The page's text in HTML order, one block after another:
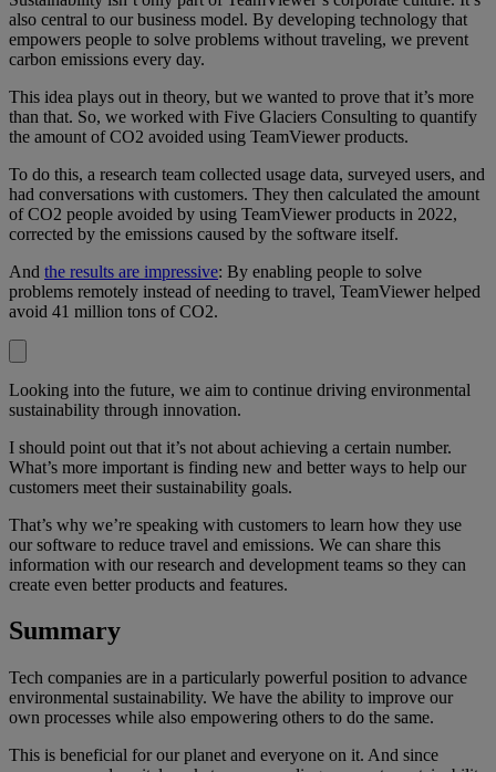
also central to our business model. By developing technology that
empowers people to solve problems without traveling, we prevent
carbon emissions every day.
This idea plays out in theory, but we wanted to prove that it’s more
than that. So, we worked with Five Glaciers Consulting to quantify
the amount of CO2 avoided using TeamViewer products.
To do this, a research team collected usage data, surveyed users, and
had conversations with customers. They then calculated the amount
of CO2 people avoided by using TeamViewer products in 2022,
corrected by the emissions caused by the software itself.
And the results are impressive: By enabling people to solve
problems remotely instead of needing to travel, TeamViewer helped
avoid 41 million tons of CO2.
Looking into the future, we aim to continue driving environmental
sustainability through innovation.
I should point out that it’s not about achieving a certain number.
What’s more important is finding new and better ways to help our
customers meet their sustainability goals.
That’s why we’re speaking with customers to learn how they use
our software to reduce travel and emissions. We can share this
information with our research and development teams so they can
create even better products and features.
Summary
Tech companies are in a particularly powerful position to advance
environmental sustainability. We have the ability to improve our
own processes while also empowering others to do the same.
This is beneficial for our planet and everyone on it. And since